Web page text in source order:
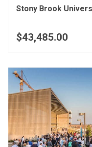
Stony Brook
$43,485.00